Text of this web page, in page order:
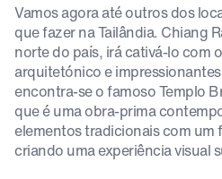
Vamos agora até outros dos
que fazer na Tailândia. Chiang
norte do país, irá cativá-lo com
arquitetónico e
encontra-se o famoso Templo
que é uma obra-prima
elementos tradicionais com
criando uma experiência visual